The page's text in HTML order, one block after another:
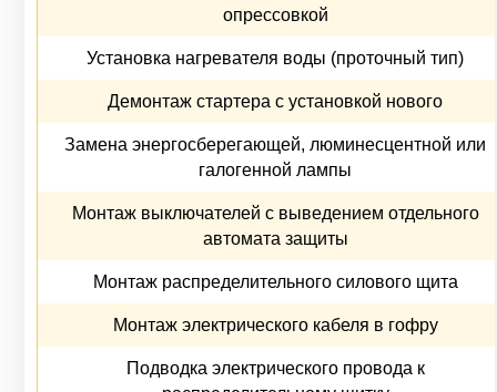
опрессовкой
Установка нагревателя воды (проточный тип)
Демонтаж стартера с установкой нового
Замена энергосберегающей, люминесцентной или
галогенной лампы
Монтаж выключателей с выведением отдельного
автомата защиты
Монтаж распределительного силового щита
Монтаж электрического кабеля в гофру
Подводка электрического провода к